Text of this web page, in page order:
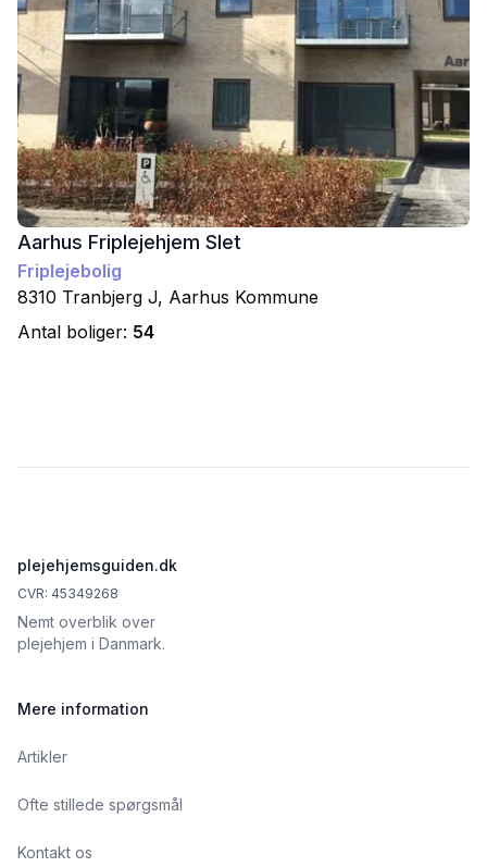
Aarhus Friplejehjem Slet
Friplejebolig
8310 Tranbjerg J, Aarhus Kommune
Antal boliger: 54
plejehjemsguiden.dk
CVR: 45349268
Nemt overblik over
plejehjem i Danmark.
Mere information
Artikler
Ofte stillede spørgsmål
Kontakt os